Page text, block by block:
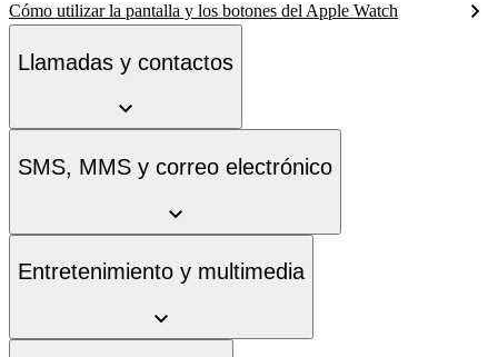
Cómo utilizar la pantalla y los botones del Apple Watch
Llamadas y contactos
SMS, MMS y correo electrónico
Entretenimiento y multimedia